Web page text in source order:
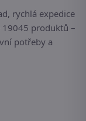
rychlá expedice
19045 produktů –
potřeby a